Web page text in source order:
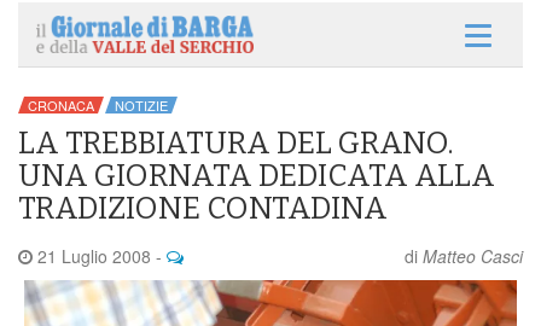
CRONACA NOTIZIE
LA TREBBIATURA DEL GRANO.
UNA GIORNATA DEDICATA ALLA
TRADIZIONE CONTADINA
21 Luglio 2008 - di Matteo Casci